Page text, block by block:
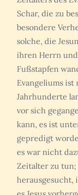
Schar, die zu
besondere
solche, die
ihren Herrn
Fußstapfen
Evangeliums
Jahrhunderte
vor sich
kann, es ist
gepredigt
es war nicht
Zeitalter zu tun;
herausgesucht,